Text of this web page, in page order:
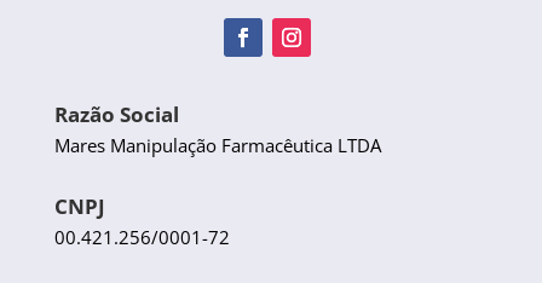
Razão Social
Mares Manipulação Farmacêutica LTDA
CNPJ
00.421.256/0001-72